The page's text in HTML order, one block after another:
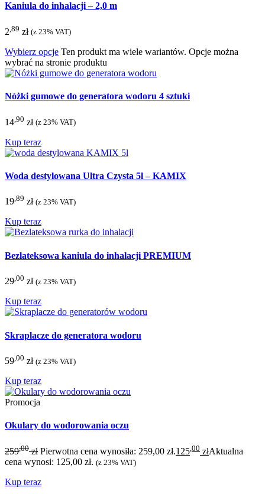
Kaniula do inhalacji – 2,0 m
2 ,89 zł (z 23% VAT)
Wybierz opcje Ten produkt ma wiele wariantów. Opcje można
wybrać na stronie produktu
Nóżki gumowe do generatora wodoru 4 sztuki
14 ,90 zł (z 23% VAT)
Kup teraz
Woda destylowana Ultra Czysta 5l – KAMIX
19,89 zł (z 23% VAT)
Kup teraz
Bezlateksowa kaniula do inhalacji PREMIUM
29 ,00 zł (z 23% VAT)
Kup teraz
Skraplacze do generatora wodoru
59 ,00 zł (z 23% VAT)
Kup teraz
Promocja
Okulary do wodorowania oczu
259,00 zł Pierwotna cena wynosiła: 259,00 zł.125 ,00 złAktualna
cena wynosi: 125,00 zł. (z 23% VAT)
Kup teraz